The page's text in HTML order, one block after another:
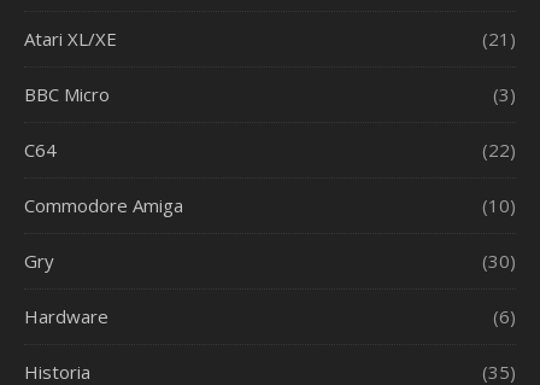
Atari XL/XE (21)
BBC Micro (3)
C64 (22)
Commodore Amiga (10)
Gry (30)
Hardware (6)
Historia (35)